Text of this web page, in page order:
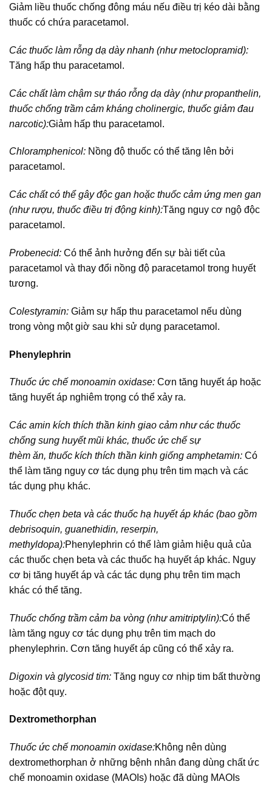
Giảm liều thuốc chống đông máu nếu điều trị kéo dài bằng
thuốc có chứa paracetamol.
Các thuốc làm rỗng dạ dày nhanh (như metoclopramid):
Tăng hấp thu paracetamol.
Các chất làm chậm sự tháo rỗng dạ dày (như propanthelin,
thuốc chống trầm cảm kháng cholinergic, thuốc giảm đau
narcotic):Giảm hấp thu paracetamol.
Chloramphenicol: Nồng độ thuốc có thể tăng lên bởi
paracetamol.
Các chất có thể gây độc gan hoặc thuốc cảm ứng men gan
(như rượu, thuốc điều trị động kinh):Tăng nguy cơ ngộ độc
paracetamol.
Probenecid: Có thể ảnh hưởng đến sự bài tiết của
paracetamol và thay đổi nồng độ paracetamol trong huyết
tương.
Colestyramin: Giảm sự hấp thu paracetamol nếu dùng
trong vòng một giờ sau khi sử dụng paracetamol.
Phenylephrin
Thuốc ức chế monoamin oxidase: Cơn tăng huyết áp hoặc
tăng huyết áp nghiêm trọng có thể xảy ra.
Các amin kích thích thần kinh giao cảm như các thuốc
chống sung huyết mũi khác, thuốc ức chế sự
thèm ăn, thuốc kích thích thần kinh giống amphetamin: Có
thể làm tăng nguy cơ tác dụng phụ trên tim mạch và các
tác dụng phụ khác.
Thuốc chẹn beta và các thuốc hạ huyết áp khác (bao gồm
debrisoquin, guanethidin, reserpin,
methyldopa):Phenylephrin có thể làm giảm hiệu quả của
các thuốc chẹn beta và các thuốc hạ huyết áp khác. Nguy
cơ bị tăng huyết áp và các tác dụng phụ trên tim mạch
khác có thể tăng.
Thuốc chống trầm cảm ba vòng (như amitriptylin):Có thể
làm tăng nguy cơ tác dụng phụ trên tim mạch do
phenylephrin. Cơn tăng huyết áp cũng có thể xảy ra.
Digoxin và glycosid tim: Tăng nguy cơ nhịp tim bất thường
hoặc đột quỵ.
Dextromethorphan
Thuốc ức chế monoamin oxidase:Không nên dùng
dextromethorphan ở những bệnh nhân đang dùng chất ức
chế monoamin oxidase (MAOIs) hoặc đã dùng MAOIs